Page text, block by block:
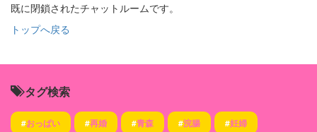
既に閉鎖されたチャットルームです。
トップへ戻る
タグ検索
#おっぱい #再婚 #青森 #浣腸 #妊婦